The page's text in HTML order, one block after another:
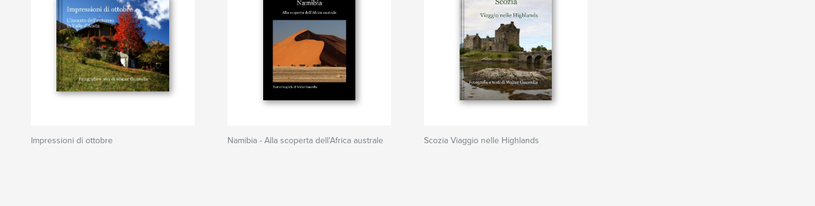
Impressioni di ottobre Namibia - Alla scoperta dell'Africa australe Scozia Viaggio nelle Highlands